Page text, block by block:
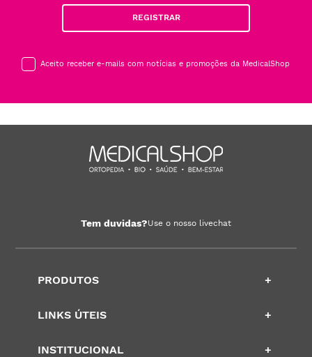
REGISTRAR
Aceito receber e-mails com notícias e promoções da MedicalShop
Tem duvidas?Use o nosso livechat
PRODUTOS +
LINKS ÚTEIS +
INSTITUCIONAL +